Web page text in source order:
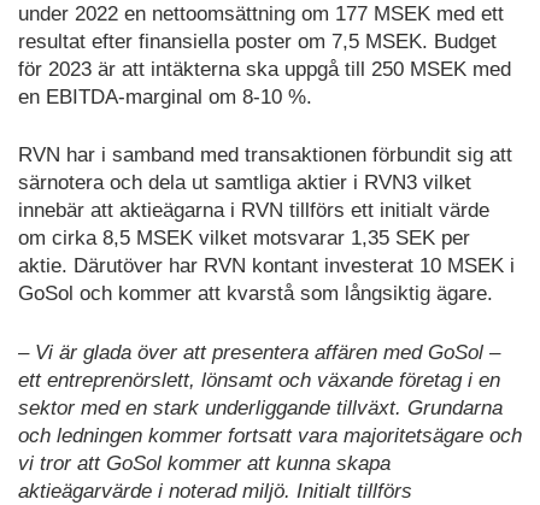
under 2022 en nettoomsättning om 177 MSEK med ett
resultat efter finansiella poster om 7,5 MSEK. Budget
för 2023 är att intäkterna ska uppgå till 250 MSEK med
en EBITDA-marginal om 8-10 %.
RVN har i samband med transaktionen förbundit sig att
särnotera och dela ut samtliga aktier i RVN3 vilket
innebär att aktieägarna i RVN tillförs ett initialt värde
om cirka 8,5 MSEK vilket motsvarar 1,35 SEK per
aktie. Därutöver har RVN kontant investerat 10 MSEK i
GoSol och kommer att kvarstå som långsiktig ägare.
– Vi är glada över att presentera affären med GoSol –
ett entreprenörslett, lönsamt och växande företag i en
sektor med en stark underliggande tillväxt. Grundarna
och ledningen kommer fortsatt vara majoritetsägare och
vi tror att GoSol kommer att kunna skapa
aktieägarvärde i noterad miljö. Initialt tillförs